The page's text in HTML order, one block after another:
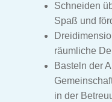
Klassiker
Zirkus
Schneiden
Spaß und
räumliche
Basteln der
in der